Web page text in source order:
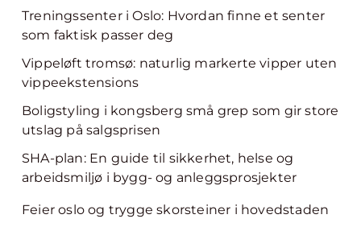
Treningssenter i Oslo: Hvordan finne et senter
som faktisk passer deg
Vippeløft tromsø: naturlig markerte vipper uten
vippeekstensions
Boligstyling i kongsberg små grep som gir store
utslag på salgsprisen
SHA-plan: En guide til sikkerhet, helse og
arbeidsmiljø i bygg- og anleggsprosjekter
Feier oslo og trygge skorsteiner i hovedstaden